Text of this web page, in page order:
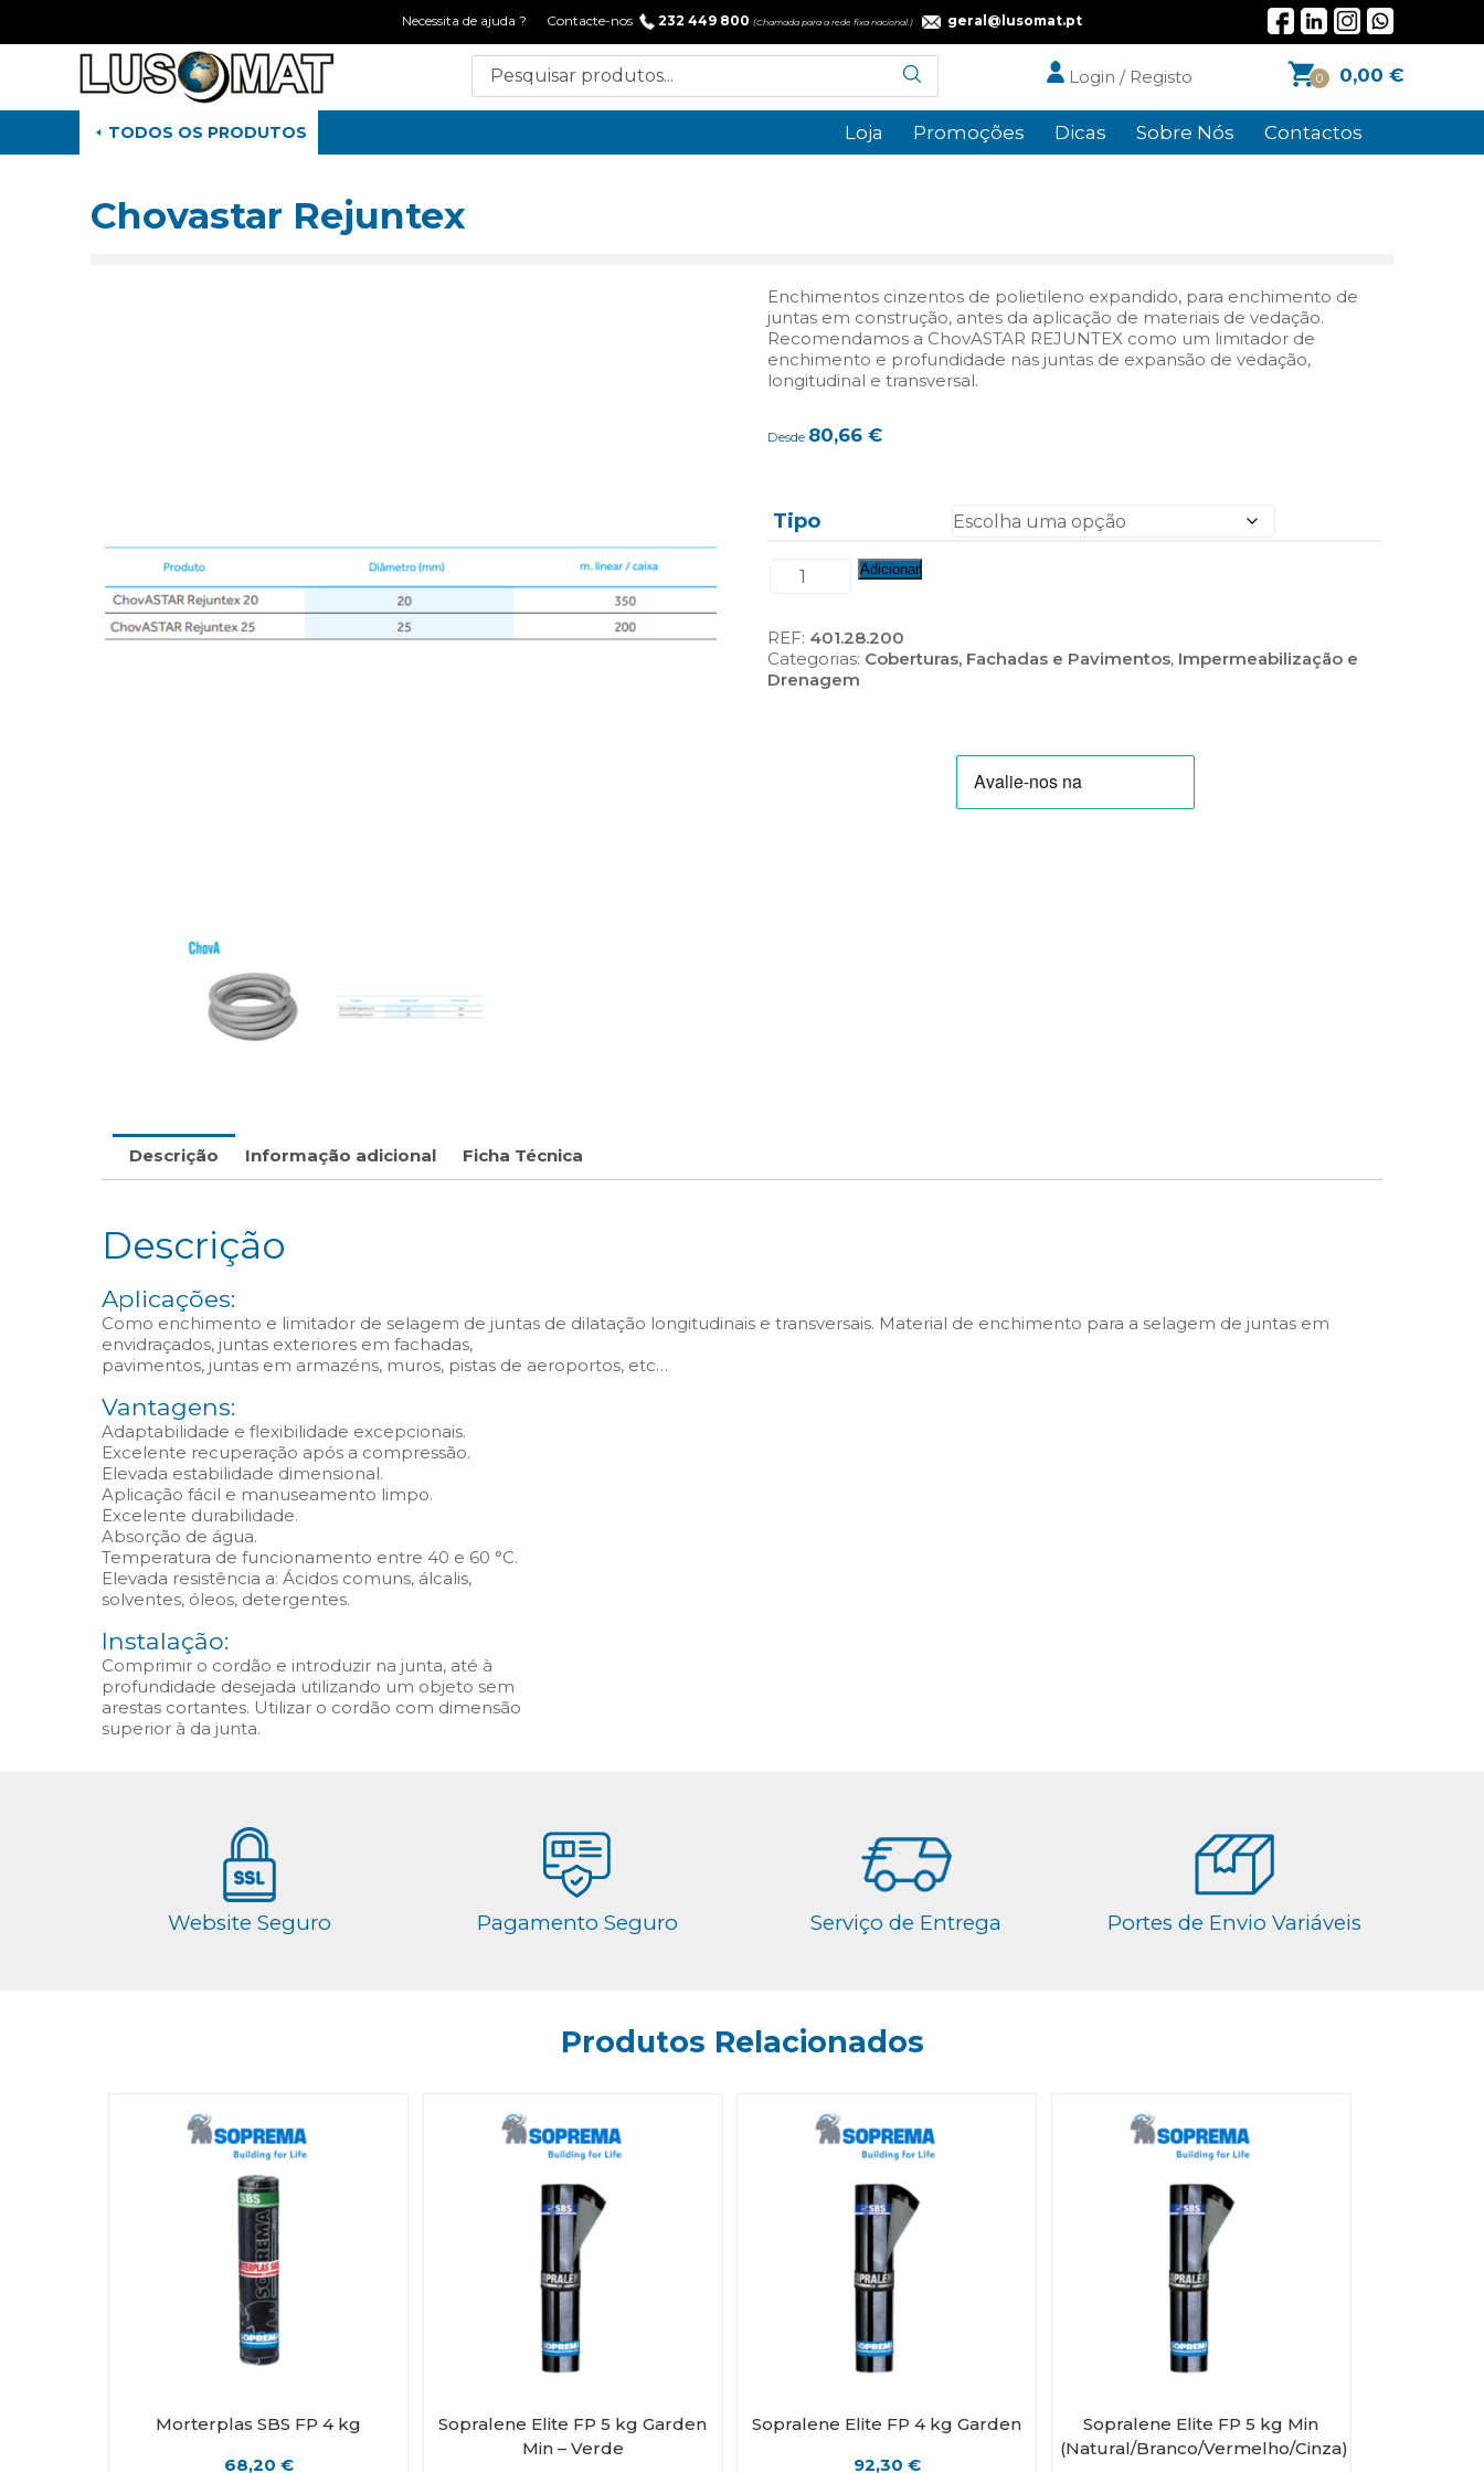
Necessita de ajuda ? Contacte-nos 232 449 800 (Chamada para a rede fixa nacional.) geral@lusomat.pt
0 0,00 €
Login / Registo
TODOS OS PRODUTOS Loja Promoções Dicas Sobre Nós Contactos
Chovastar Rejuntex
Enchimentos cinzentos de polietileno expandido, para enchimento de
juntas em construção, antes da aplicação de materiais de vedação.
Recomendamos a ChovASTAR REJUNTEX como um limitador de
enchimento e profundidade nas juntas de expansão de vedação,
longitudinal e transversal.
Desde 80,66€
Tipo
Quantidade
Rejuntex
Adicionar
REF: 401.28.200
Categorias: Coberturas, Fachadas e Pavimentos, Impermeabilização e
Drenagem
Descrição Informação adicional Ficha Técnica
Descrição
Aplicações:
Como enchimento e limitador de selagem de juntas de dilatação longitudinais e transversais. Material de enchimento para a selagem de juntas em
envidraçados, juntas exteriores em fachadas,
pavimentos, juntas em armazéns, muros, pistas de aeroportos, etc…
Vantagens:
Adaptabilidade e flexibilidade excepcionais.
Excelente recuperação após a compressão.
Elevada estabilidade dimensional.
Aplicação fácil e manuseamento limpo.
Excelente durabilidade.
Absorção de água.
Temperatura de funcionamento entre 40 e 60 °C.
Elevada resistência a: Ácidos comuns, álcalis,
solventes, óleos, detergentes.
Instalação:
Comprimir o cordão e introduzir na junta, até à
profundidade desejada utilizando um objeto sem
arestas cortantes. Utilizar o cordão com dimensão
superior à da junta.
Website Seguro Pagamento Seguro Serviço de Entrega Portes de Envio Variáveis
Produtos Relacionados
Morterplas SBS FP 4 kg
68,20 €
Sopralene Elite FP 5 kg Garden
Min – Verde
Sopralene Elite FP 4 kg Garden
92,30 €
Sopralene Elite FP 5 kg Min
(Natural/Branco/Vermelho/Cinza)